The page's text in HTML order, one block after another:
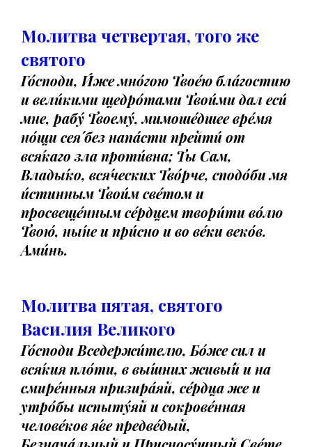
Молитва четвертая, того же
святого
Го́споди, И́же мно́гою Твое́ю бла́гостию
и вели́кими щедро́тами Твои́ми дал еси́
мне, рабу́ Твоему́, мимоше́дшее вре́мя
но́щи сея́ без напа́сти прейти́ от
вся́каго зла проти́вна; Ты Сам,
Влады́ко, вся́ческих Тво́рче, сподо́би мя
и́стинным Твои́м све́том и
просвеще́нным се́рдцем твори́ти во́лю
Твою́, ны́не и при́сно и во ве́ки веко́в.
Ами́нь.
Молитва пятая, святого
Василия Великого
Го́споди Вседержи́телю, Бо́же сил и
вся́кия пло́ти, в вы́шних живы́й и на
смире́нныя призира́яй, се́рдца же и
утро́бы испыту́яй и сокрове́нная
челове́ков я́ве предве́дый,